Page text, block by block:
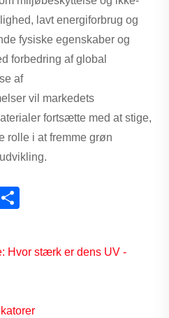
lavt energiforbrug og
fysiske egenskaber og
forbedring af global
af
vil markedets
fortsætte med at stige,
rolle i at fremme grøn
LinkedIn
Hvor stærk er dens UV -